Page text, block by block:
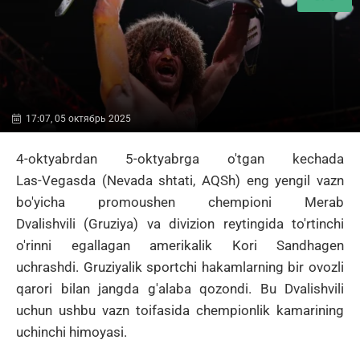
17:07, 05 октябрь 2025
4-oktyabrdan 5-oktyabrga o'tgan kechada
Las‑Vegasda (Nevada shtati, AQSh) eng yengil vazn
bo'yicha promoushen chempioni
Merab
Dvalishvili (Gruziya) va divizion reytingida to'rtinchi
o'rinni egallagan amerikalik
Kori
Sandhagen
uchrashdi. Gruziyalik sportchi hakamlarning bir ovozli
qarori bilan jangda g'alaba qozondi.
Bu Dvalishvili
uchun ushbu vazn toifasida chempionlik kamarining
uchinchi himoyasi.